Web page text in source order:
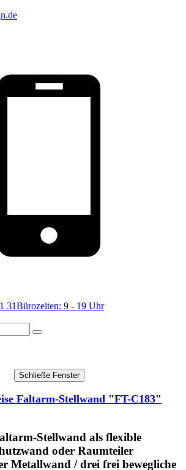
31Bürozeiten: 9 - 19 Uhr
Faltarm-Stellwand "FT-C183"
Stellwand als flexible
oder Raumteiler
Metallwand / drei frei bewegliche